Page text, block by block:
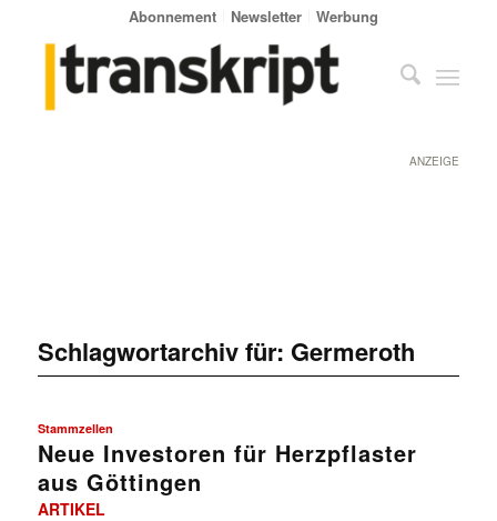
Abonnement Newsletter Werbung
ANZEIGE
Schlagwortarchiv für: Germeroth
Stammzellen
Neue Investoren für Herzpflaster
aus Göttingen
ARTIKEL